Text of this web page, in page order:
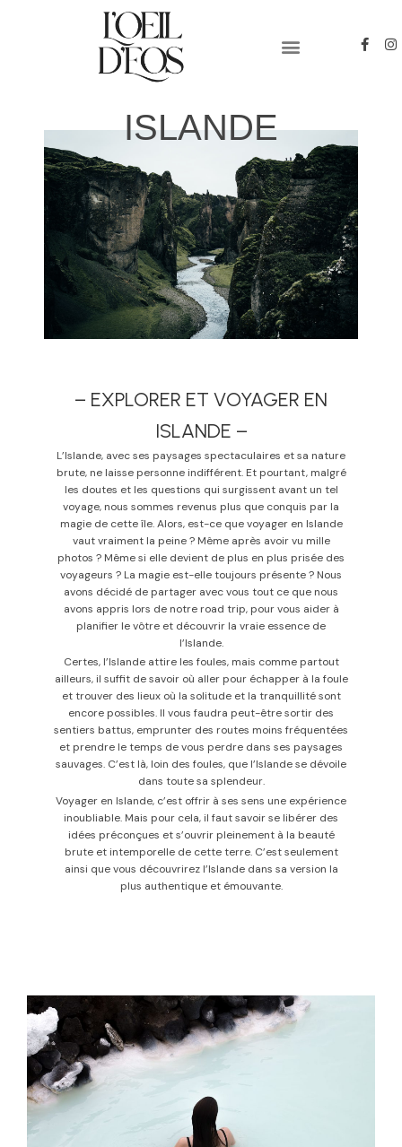
ISLANDE
– EXPLORER ET VOYAGER EN
ISLANDE –
L’Islande, avec ses paysages spectaculaires et sa nature
brute, ne laisse personne indifférent. Et pourtant, malgré
les doutes et les questions qui surgissent avant un tel
voyage, nous sommes revenus plus que conquis par la
magie de cette île. Alors, est-ce que voyager en Islande
vaut vraiment la peine ? Même après avoir vu mille
photos ? Même si elle devient de plus en plus prisée des
voyageurs ? La magie est-elle toujours présente ? Nous
avons décidé de partager avec vous tout ce que nous
avons appris lors de notre road trip, pour vous aider à
planifier le vôtre et découvrir la vraie essence de
l’Islande.
Certes, l’Islande attire les foules, mais comme partout
ailleurs, il suffit de savoir où aller pour échapper à la foule
et trouver des lieux où la solitude et la tranquillité sont
encore possibles. Il vous faudra peut-être sortir des
sentiers battus, emprunter des routes moins fréquentées
et prendre le temps de vous perdre dans ses paysages
sauvages. C’est là, loin des foules, que l’Islande se dévoile
dans toute sa splendeur.
Voyager en Islande, c’est offrir à ses sens une expérience
inoubliable. Mais pour cela, il faut savoir se libérer des
idées préconçues et s’ouvrir pleinement à la beauté
brute et intemporelle de cette terre. C’est seulement
ainsi que vous découvrirez l’Islande dans sa version la
plus authentique et émouvante.